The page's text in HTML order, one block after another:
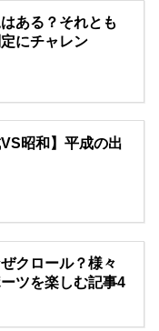
ある？それとも
にチャレン
VS昭和】平成の出
クロール？様々
ツを楽しむ記事4